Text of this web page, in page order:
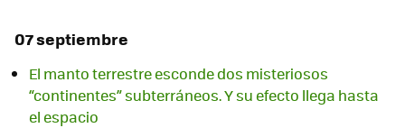
07 septiembre
El manto terrestre esconde dos misteriosos
“continentes” subterráneos. Y su efecto llega hasta
el espacio